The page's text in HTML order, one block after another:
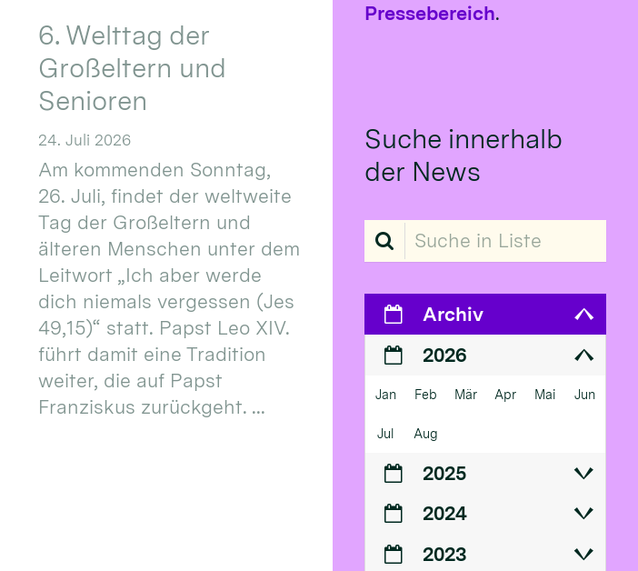
6. Welttag der
Großeltern und
Senioren
24. Juli 2026
Am kommenden Sonntag,
26. Juli, findet der weltweite
Tag der Großeltern und
älteren Menschen unter dem
Leitwort „Ich aber werde
dich niemals vergessen (Jes
49,15)“ statt. Papst Leo XIV.
führt damit eine Tradition
weiter, die auf Papst
Franziskus zurückgeht. ...
Pressebereich.
Suche innerhalb
der News
Suche in Liste
Archiv
2026
Jan Feb Mär Apr Mai Jun
Jul Aug
2025
2024
2023